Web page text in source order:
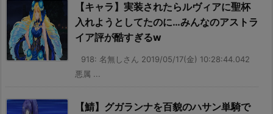
【キャラ】実装されたらルヴィアに聖杯
入れようとしてたのに…みんなのアストラ
イア評が酷すぎるw
918: 名無しさん 2019/05/17(金) 10:28:44.042
悪属 ...
【鯖】グガランナを百貌のハサン単騎で